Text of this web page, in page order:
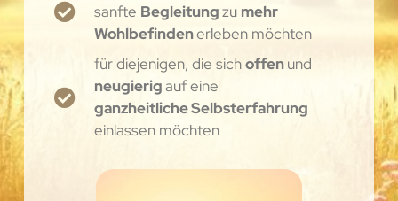
sanfte Begleitungzu mehr
Wohlbefindenerleben möchten
für diejenigen, die sichoffenund
neugierigauf eine
ganzheitliche Selbsterfahrung
einlassen möchten